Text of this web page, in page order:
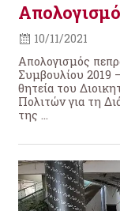
10/11/2021
Απολογισμός
Συμβουλίου 2019
θητεία του
Πολιτών για τη
της ...